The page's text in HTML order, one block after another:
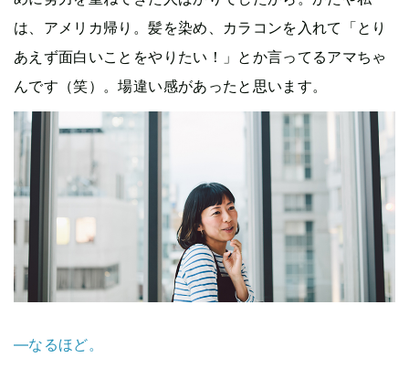
は、アメリカ帰り。髪を染め、カラコンを入れて「とり
あえず面白いことをやりたい！」とか言ってるアマちゃ
んです（笑）。場違い感があったと思います。
—なるほど。